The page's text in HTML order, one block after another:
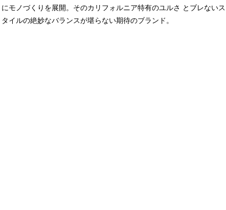
にモノづくりを展開。そのカリフォルニア特有のユルさ とブレないス
タイルの絶妙なバランスが堪らない期待のブランド。